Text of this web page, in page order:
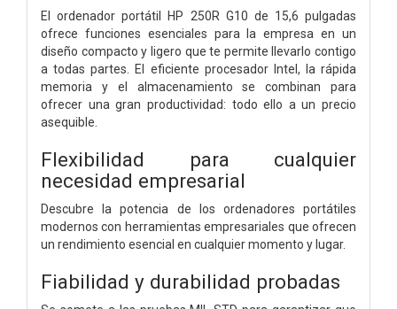
El ordenador portátil HP 250R G10 de 15,6 pulgadas
ofrece funciones esenciales para la empresa en un
diseño compacto y ligero que te permite llevarlo contigo
a todas partes. El eficiente procesador Intel, la rápida
memoria y el almacenamiento se combinan para
ofrecer una gran productividad: todo ello a un precio
asequible.
Flexibilidad para cualquier
necesidad empresarial
Descubre la potencia de los ordenadores portátiles
modernos con herramientas empresariales que ofrecen
un rendimiento esencial en cualquier momento y lugar.
Fiabilidad y durabilidad probadas